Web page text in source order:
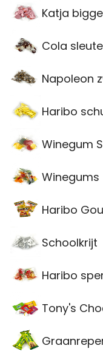
Katja
Cola
Napoleon
Haribo
Winegum
Winegums
Haribo
Schoolkrijt
Haribo
Tony's